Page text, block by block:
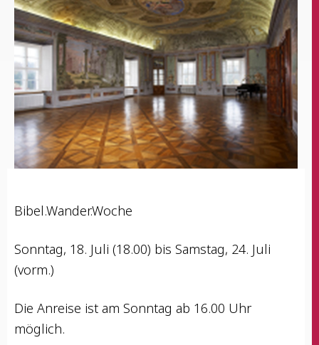
Bibel.Wander.Woche
Sonn­tag, 18. Juli (18.00) bis Sams­tag, 24. Juli
(vorm.)
Die Anrei­se ist am Sonn­tag ab 16.00 Uhr
möglich.